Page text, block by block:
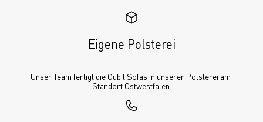
Eigene Polsterei
Unser Team fertigt die Cubit Sofas in unserer Polsterei am
Standort Ostwestfalen.